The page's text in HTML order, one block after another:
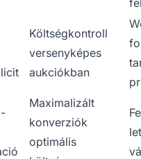
Költségkontroll
versenyképes
aukciókban
Maximalizált
konverziók
optimális